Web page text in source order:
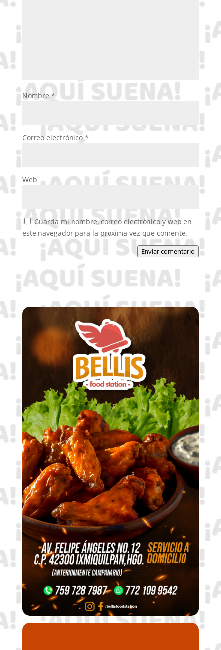
Nombre*
Correo electrónico*
Web
Guarda mi nombre, correo electrónico y web en
este navegador para la próxima vez que comente.
Enviar comentario